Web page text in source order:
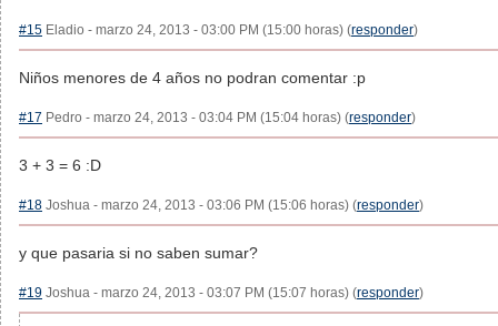
#15 Eladio - marzo 24, 2013 - 03:00 PM (15:00 horas) (responder)
Niños menores de 4 años no podran comentar :p
#17 Pedro - marzo 24, 2013 - 03:04 PM (15:04 horas) (responder)
3 + 3 = 6 :D
#18 Joshua - marzo 24, 2013 - 03:06 PM (15:06 horas) (responder)
y que pasaria si no saben sumar?
#19 Joshua - marzo 24, 2013 - 03:07 PM (15:07 horas) (responder)